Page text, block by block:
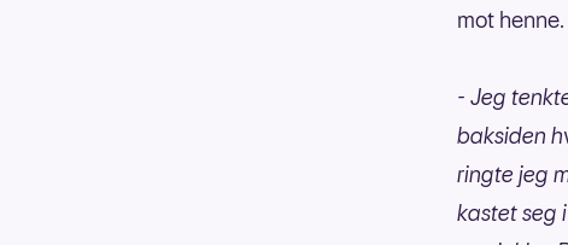
mot henne.
- Jeg
baksiden
ringte jeg
kastet seg